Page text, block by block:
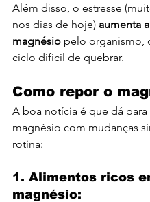
Além disso, o estresse
nos dias de hoje) aumenta
magnésio pelo organismo,
ciclo difícil de quebrar.
Como repor o
A boa notícia é que dá
magnésio com mudanças
rotina:
1. Alimentos ricos
magnésio: